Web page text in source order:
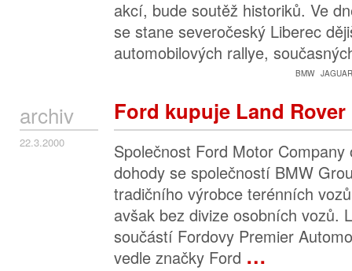
akcí, bude soutěž historiků. Ve
se stane severočeský Liberec
automobilových rallye,
BMW JAGUAR
Ford kupuje Land Rover
archiv
22.3.2000
Společnost Ford Motor
dohody se společností BMW
tradičního výrobce terénních
avšak bez divize osobních vozů.
součástí Fordovy Premier
vedle značky Ford …